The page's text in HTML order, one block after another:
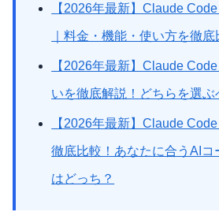
【2026年最新】Claude
｜料金・機能・使い方を徹底
【2026年最新】Claude
いを徹底解説！どちらを選ぶ
【2026年最新】Claude
徹底比較！あなたに合うAIコ
はどっち？